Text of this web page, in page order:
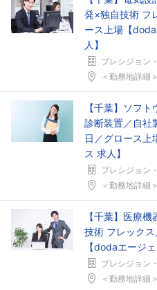
発×独自技術 フ
ース上場【
人】
プレシジョン
＜勤務地詳細＞
【千葉】ソフ
診断装置／自社
日／グロース
ス 求人】
プレシジョン
＜勤務地詳細＞
【千葉】医療
技術 フレック
【dodaエージ
プレシジョン
＜勤務地詳細＞